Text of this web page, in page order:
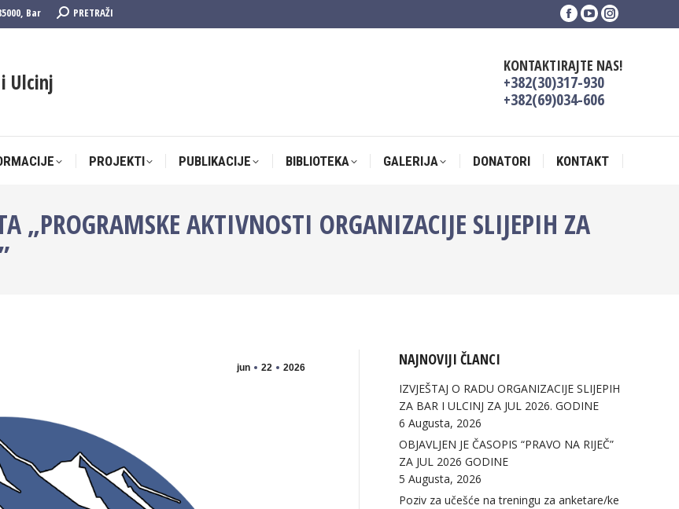
Bar Search:PRETRAŽI
Facebook
in
new
window
YouTube
in
new
window
Instagram
in
Ulcinj
KONTAKTIRAJTE NAS!
+382(30)317-930
+382(69)034-606
PROJEKTI PUBLIKACIJE BIBLIOTEKA GALERIJA DONATORI KONTAKT
„PROGRAMSKE AKTIVNOSTI ORGANIZACIJE SLIJEPIH ZA
jun 22 2026 NAJNOVIJI ČLANCI
IZVJEŠTAJ O RADU ORGANIZACIJE SLIJEPIH
ZA BAR I ULCINJ ZA JUL 2026. GODINE
6 Augusta, 2026
OBJAVLJEN JE ČASOPIS “PRAVO NA RIJEČ”
ZA JUL 2026 GODINE
5 Augusta, 2026
Poziv za učešće na treningu za anketare/ke
PROJEKTI PUBLIKACIJE BIBLIOTEKA GALERIJA DONATORI KONTAKT